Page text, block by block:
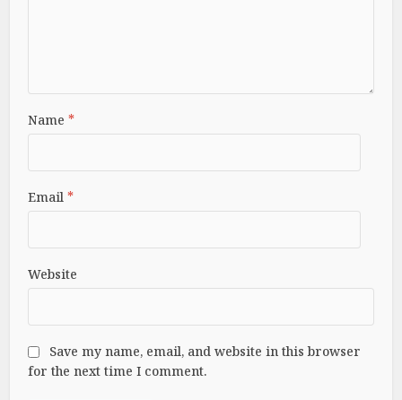
Name*
Email*
Website
Save my name, email, and website in this browser
for the next time I comment.